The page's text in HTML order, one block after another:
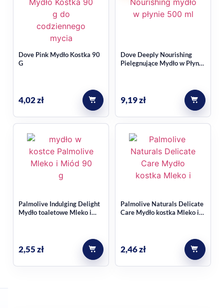
Dove Pink Mydło Kostka 90
G
4,02zł
Dove Deeply Nourishing
Pielęgnujące Mydło w Płynie
9,19zł
Palmolive Indulging Delight
Mydło toaletowe Mleko i
2,55zł
Palmolive Naturals Delicate
Care Mydło kostka Mleko i
2,46zł